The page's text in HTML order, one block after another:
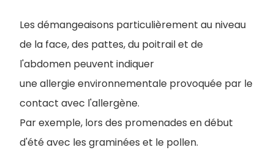
Les démangeaisons particulièrement au niveau
de la face, des pattes, du poitrail et de
l'abdomen peuvent indiquer
une allergie environnementale provoquée par le
contact avec l'allergène.
Par exemple, lors des promenades en début
d'été avec les graminées et le pollen.